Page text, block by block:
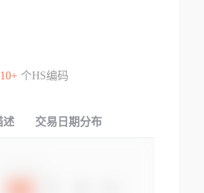
10+个HS编码
述 交易日期分布